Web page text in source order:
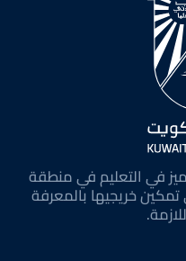
في التعليم في منطقة
خريجيها بالمعرفة